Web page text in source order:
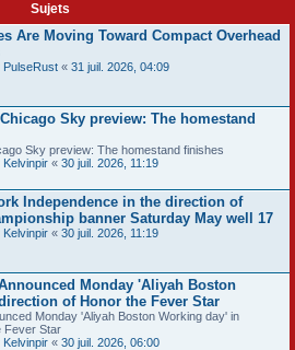
Sujets
Are Moving Toward Compact Overhead
PulseRust « 31 juil. 2026, 04:09
Sky preview: The homestand
Sky preview: The homestand finishes
Kelvinpir « 30 juil. 2026, 11:19
Independence in the direction of
banner Saturday May well 17
Kelvinpir « 30 juil. 2026, 11:19
Monday 'Aliyah Boston
of Honor the Fever Star
Monday 'Aliyah Boston Working day' in
Fever Star
Kelvinpir « 30 juil. 2026, 06:00